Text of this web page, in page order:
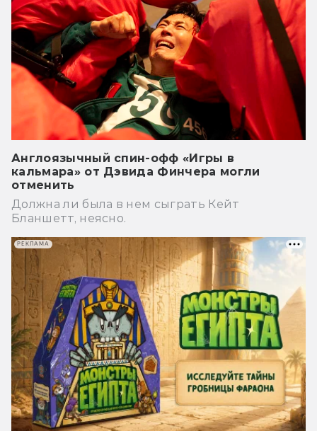
Англоязычный спин-офф «Игры в
кальмара» от Дэвида Финчера могли
отменить
Должна ли была в нем сыграть Кейт
Бланшетт, неясно.
РЕКЛАМА